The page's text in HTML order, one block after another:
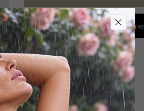
Забронировать в магазине